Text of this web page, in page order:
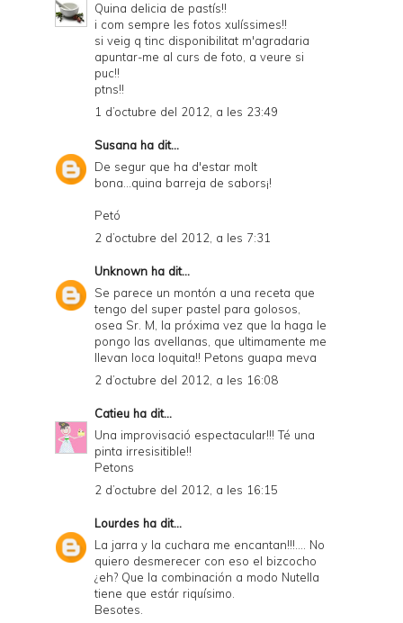
Quina delicia de pastís!!
i com sempre les fotos xulíssimes!!
si veig q tinc disponibilitat m'agradaria
apuntar-me al curs de foto, a veure si
puc!!
ptns!!
1 d’octubre del 2012, a les 23:49
Susana ha dit...
De segur que ha d'estar molt
bona...quina barreja de sabors¡!
Petó
2 d’octubre del 2012, a les 7:31
Unknown ha dit...
Se parece un montón a una receta que
tengo del super pastel para golosos,
osea Sr. M, la próxima vez que la haga le
pongo las avellanas, que ultimamente me
llevan loca loquita!! Petons guapa meva
2 d’octubre del 2012, a les 16:08
Catieu ha dit...
Una improvisació espectacular!!! Té una
pinta irresisitible!!
Petons
2 d’octubre del 2012, a les 16:15
Lourdes ha dit...
La jarra y la cuchara me encantan!!!.... No
quiero desmerecer con eso el bizcocho
¿eh? Que la combinación a modo Nutella
tiene que estár riquísimo.
Besotes.